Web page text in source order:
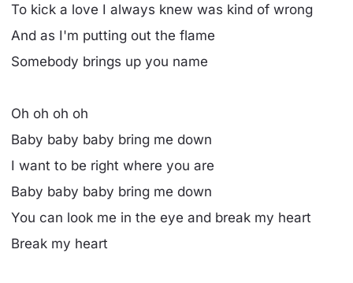
To kick a love I always knew was kind of wrong
And as I'm putting out the flame
Somebody brings up you name
Oh oh oh oh
Baby baby baby bring me down
I want to be right where you are
Baby baby baby bring me down
You can look me in the eye and break my heart
Break my heart